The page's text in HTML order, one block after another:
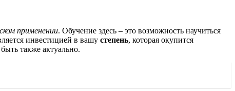
применении. Обучение здесь – это возможность научиться
инвестицией в вашу степень, которая окупится
также актуально.